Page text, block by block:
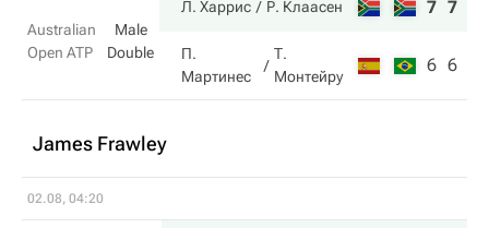
Australian
Open ATP
Male
Double
Л. Харрис Р. Клаасен 7 7
П.
Мартинес
Т.
Монтейру
6 6
James Frawley
02.08, 04:20